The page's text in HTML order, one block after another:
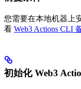
您需要在本地机器上
看 Web3 Actions CLI
初始化 Web3